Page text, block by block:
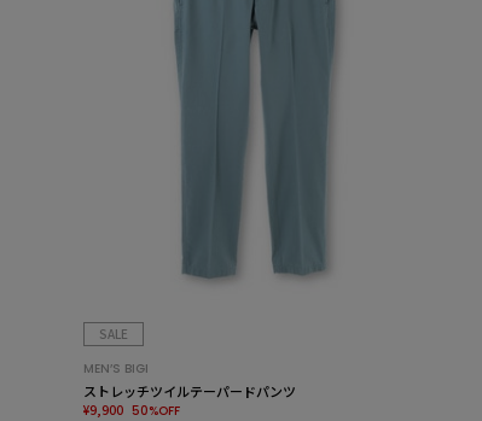
SALE
MEN’S BIGI
ストレッチツイルテーパードパンツ
¥9,900 50%OFF